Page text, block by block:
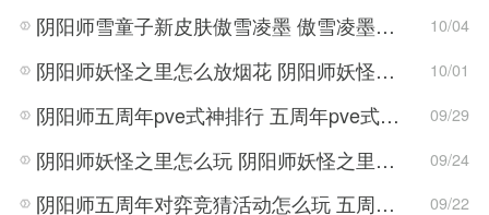
阴阳师雪童子新皮肤傲雪凌墨 傲雪凌墨怎么获得 10/04
阴阳师妖怪之里怎么放烟花 阴阳师妖怪之里放烟花的位置 10/01
阴阳师五周年pve式神排行 五周年pve式神哪个最强 09/29
阴阳师妖怪之里怎么玩 阴阳师妖怪之里兑换码分享 09/24
阴阳师五周年对弈竞猜活动怎么玩 五周年对弈竞猜活动玩法攻略 09/22